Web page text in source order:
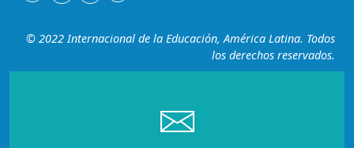
© 2022 Internacional de la Educación, América Latina. Todos
los derechos reservados.